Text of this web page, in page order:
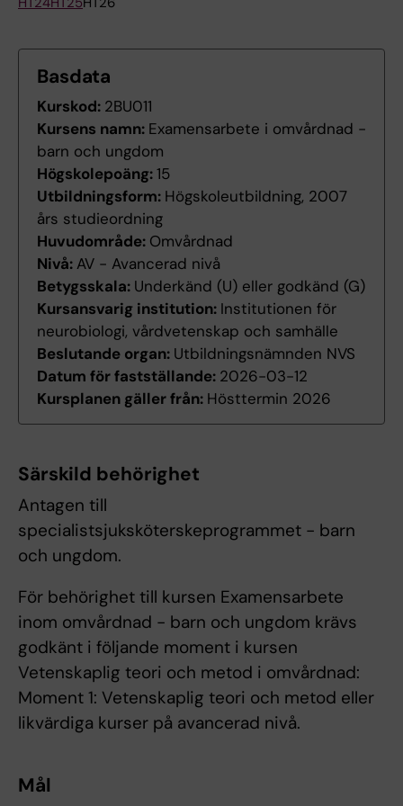
Basdata
Kurskod: 2BU011
Kursens namn: Examensarbete i omvårdnad -
barn och ungdom
Högskolepoäng:15
Utbildningsform: Högskoleutbildning, 2007
års studieordning
Huvudområde: Omvårdnad
Nivå: AV - Avancerad nivå
Betygsskala: Underkänd (U) eller godkänd (G)
Kursansvarig institution: Institutionen för
neurobiologi, vårdvetenskap och samhälle
Beslutande organ: Utbildningsnämnden NVS
Datum för fastställande: 2026-03-12
Kursplanen gäller från: Hösttermin 2026
Särskild behörighet
Antagen till
specialistsjuksköterskeprogrammet - barn
och ungdom.
För behörighet till kursen Examensarbete
inom omvårdnad - barn och ungdom krävs
godkänt i följande moment i kursen
Vetenskaplig teori och metod i omvårdnad:
Moment 1: Vetenskaplig teori och metod eller
likvärdiga kurser på avancerad nivå.
Mål